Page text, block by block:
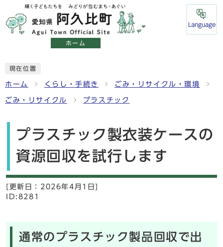
ホーム
Language
現在位置
ホーム くらし・手続き ごみ・リサイクル・環境
ごみ・リサイクル プラスチック
プラスチック製衣装ケースの
資源回収を試行します
[更新日： 2026年4月1日]
ID:8281
通常のプラスチック製品回収で出